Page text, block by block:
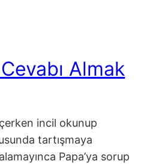
Almak
incil okunup
tartışmaya
Papa’ya sorup